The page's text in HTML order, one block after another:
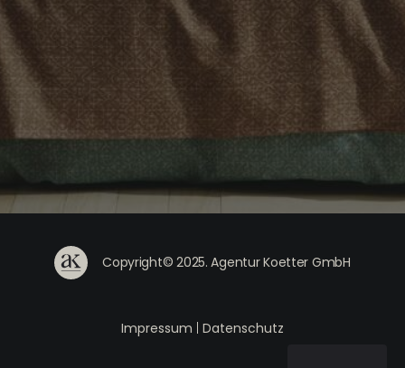
Copyright© 2025. Agentur Koetter GmbH
Impressum Datenschutz